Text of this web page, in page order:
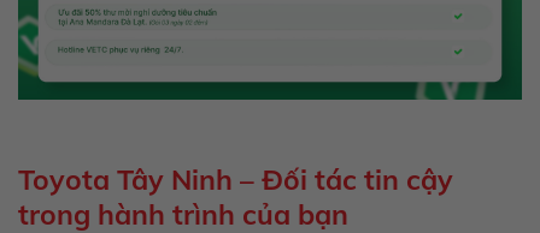
Toyota Tây Ninh – Đối tác tin cậy
trong hành trình của bạn